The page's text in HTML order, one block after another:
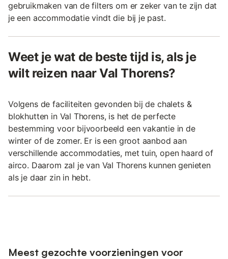
gebruikmaken van de filters om er zeker van te zijn dat
je een accommodatie vindt die bij je past.
Weet je wat de beste tijd is, als je
wilt reizen naar Val Thorens?
Volgens de faciliteiten gevonden bij de chalets &
blokhutten in Val Thorens, is het de perfecte
bestemming voor bijvoorbeeld een vakantie in de
winter of de zomer. Er is een groot aanbod aan
verschillende accommodaties, met tuin, open haard of
airco. Daarom zal je van Val Thorens kunnen genieten
als je daar zin in hebt.
Meest gezochte voorzieningen voor